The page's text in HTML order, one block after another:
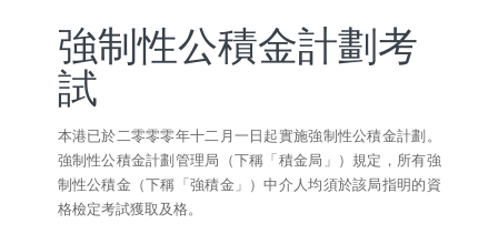
You are here
強制性公積金計劃考
試
本港已於二零零零年十二月一日起實施強制性公積金計劃。
強制性公積金計劃管理局（下稱「積金局」）規定，所有強
制性公積金（下稱「強積金」）中介人均須於該局指明的資
格檢定考試獲取及格。